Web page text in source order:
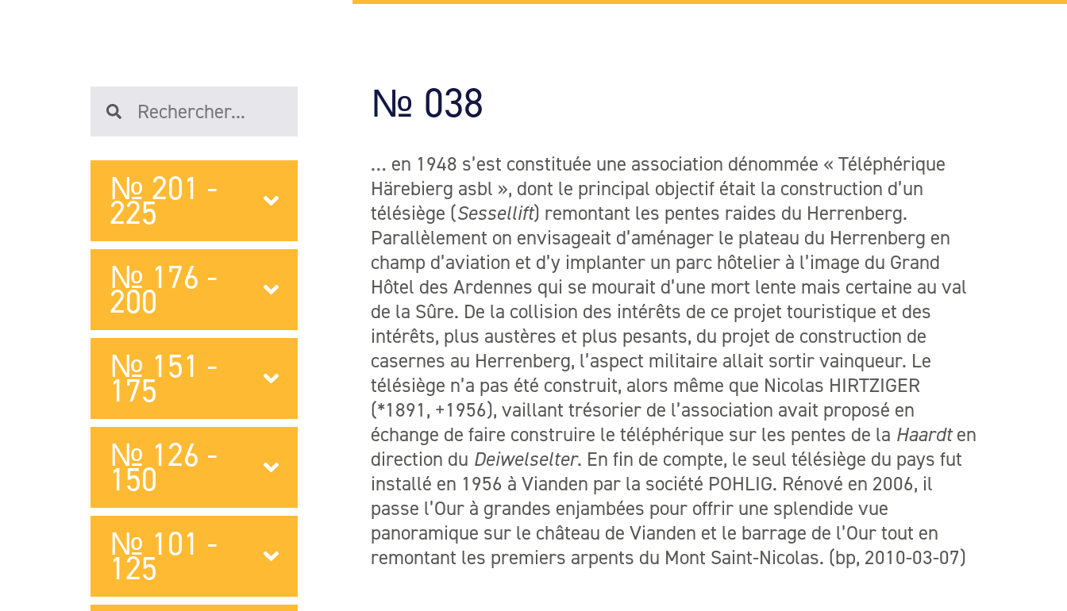
№ 101 -
125
№ 126 -
150
№ 151 -
175
№ 176 -
200
№ 201 -
225
№ 038
… en 1948 s’est constituée une association dénommée « Téléphérique
Härebierg asbl », dont le principal objectif était la construction d’un
télésiège (Sessellift) remontant les pentes raides du Herrenberg.
Parallèlement on envisageait d’aménager le plateau du Herrenberg en
champ d’aviation et d’y implanter un parc hôtelier à l’image du Grand
Hôtel des Ardennes qui se mourait d’une mort lente mais certaine au val
de la Sûre. De la collision des intérêts de ce projet touristique et des
intérêts, plus austères et plus pesants, du projet de construction de
casernes au Herrenberg, l’aspect militaire allait sortir vainqueur. Le
télésiège n’a pas été construit, alors même que Nicolas HIRTZIGER
(*1891, +1956), vaillant trésorier de l’association avait proposé en
échange de faire construire le téléphérique sur les pentes de la Haardten
direction du Deiwelselter. En fin de compte, le seul télésiège du pays fut
installé en 1956 à Vianden par la société POHLIG. Rénové en 2006, il
passe l’Our à grandes enjambées pour offrir une splendide vue
panoramique sur le château de Vianden et le barrage de l’Our tout en
remontant les premiers arpents du Mont Saint-Nicolas. (bp, 2010-03-07)